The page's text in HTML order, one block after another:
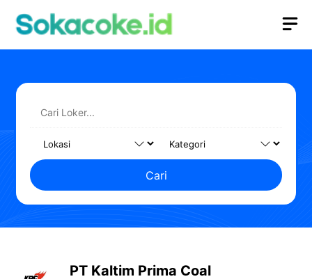
Cari
PT Kaltim Prima Coal